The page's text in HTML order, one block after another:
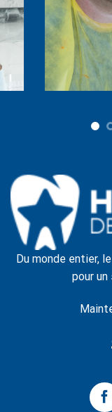
Du monde entier,
pour